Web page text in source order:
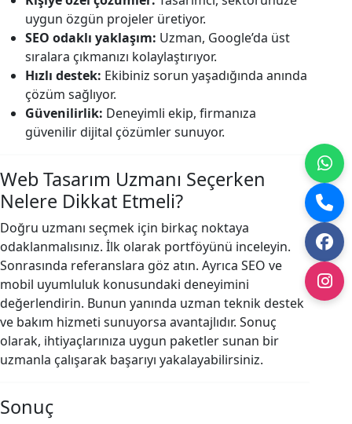
uygun özgün projeler üretiyor.
SEO odaklı yaklaşım: Uzman, Google’da üst
sıralara çıkmanızı kolaylaştırıyor.
Hızlı destek: Ekibiniz sorun yaşadığında anında
çözüm sağlıyor.
Güvenilirlik: Deneyimli ekip, firmanıza
güvenilir dijital çözümler sunuyor.
Web Tasarım Uzmanı Seçerken
Nelere Dikkat Etmeli?
Doğru uzmanı seçmek için birkaç noktaya
odaklanmalısınız. İlk olarak portföyünü inceleyin.
Sonrasında referanslara göz atın. Ayrıca SEO ve
mobil uyumluluk konusundaki deneyimini
değerlendirin. Bunun yanında uzman teknik destek
ve bakım hizmeti sunuyorsa avantajlıdır. Sonuç
olarak, ihtiyaçlarınıza uygun paketler sunan bir
uzmanla çalışarak başarıyı yakalayabilirsiniz.
Sonuç